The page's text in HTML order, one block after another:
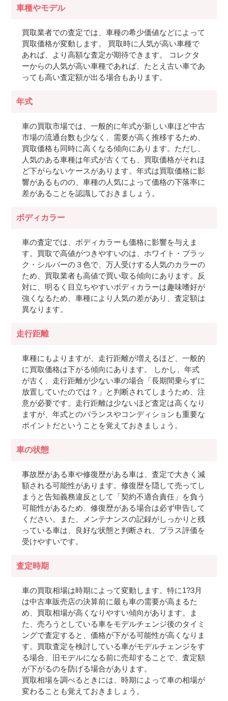
車種やモデル
買取業者での査定では、車種の希少価値などによって
買取価格が変動します。 買取時に人気が高い車種で
あれば、より高額な査定が期待できます。 コレクタ
ーからの人気が高い車種であれば、たとえ古い車であ
っても高い査定額が出る場合もあります。
年式
車の買取市場では、一般的に年式が新しい車ほど中古
市場の流通台数も少なく、需要が高く推移するため、
買取価格も同時に高くなる傾向にあります。ただし、
人気のある車種は年式が古くても、買取価格がそれほ
ど下がらないケースがあります。年式は買取価格に影
響があるものの、車種の人気によって価格の下落率に
差があることを認識しておきましょう。
ボディカラー
車の査定では、ボディカラーも価格に影響を与えま
す。買取で高値がつきやすいのは、ホワイト・ブラッ
ク・シルバーの３色で、万人受けする人気のカラーの
ため、買取業者も高値で買い取る傾向にあります。反
対に、明るく目立ちやすいボディカラーは趣味嗜好が
強くなるため、車種により人気の差があり、査定額は
異なります。
走行距離
車種にもよりますが、走行距離が増えるほど、一般的
に買取価格は下がる傾向にあります。 しかし、年式
が古く、走行距離が少ない車の場合「長期間乗らずに
放置していたのでは？」と判断されてしまうため、注
意が必要です。走行距離は少ないほど査定は高くなり
ますが、年式とのバランスやコンディションも重要な
ポイントだということを覚えておきましょう。
車の状態
事故歴がある車や修復歴がある車は、査定で大きく減
額される可能性があります。修復歴を隠して売ってし
まうと告知義務違反として「契約不適合責任」を負う
可能性があるため、修復歴がある場合は必ず申告して
ください。また、メンテナンスの記録がしっかりと残
っている車は、良好な状態と判断され、プラス評価を
受けやすいです。
査定時期
車の買取相場は時期によって変動します。特に1?3月
は中古車販売店の決算前に最も車の需要が高まるた
め、買取相場が高くなりやすい傾向があります。ま
た、売ろうとしている車をモデルチェンジ後のタイミ
ングで査定すると、価格が下がる可能性が高くなりま
す。買取査定を検討している車がモデルチェンジをす
る場合、旧モデルになる前に売却することで、査定額
が下がるのを防げる場合があります。
買取相場を調べるときには、時期によって車の相場が
変わることも覚えておきましょう。